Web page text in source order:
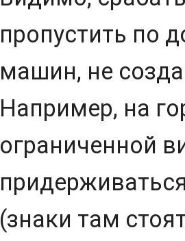
пропустить по
машин, не
Например, на
ограниченной
(знаки там